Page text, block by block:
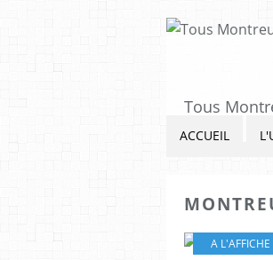
ACCUEIL
A